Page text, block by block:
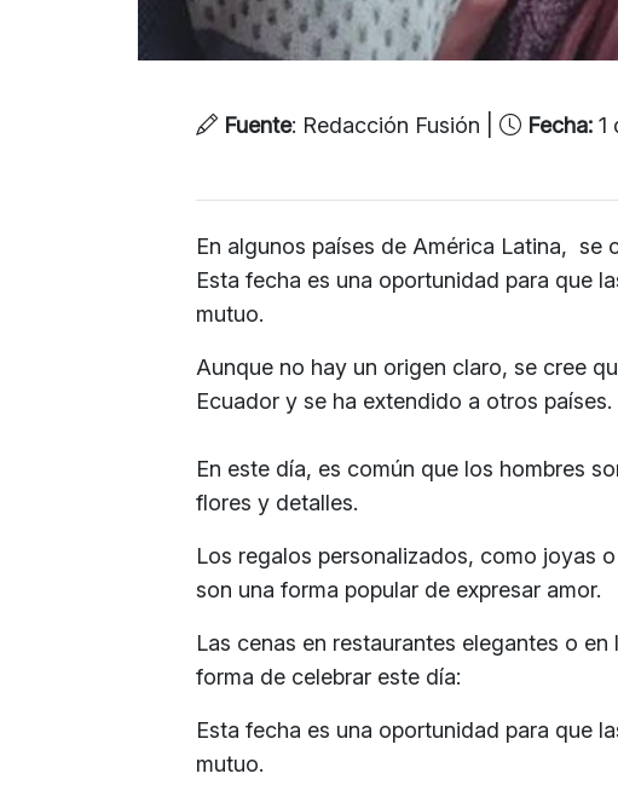
Fuente: Redacción Fusión | Fecha: 1
En algunos países de América Latina, se
Esta fecha es una oportunidad para que
mutuo.
Aunque no hay un origen claro, se cree
Ecuador y se ha extendido a otros países.
En este día, es común que los hombres
flores y detalles.
Los regalos personalizados, como joyas
son una forma popular de expresar amor.
Las cenas en restaurantes elegantes o
forma de celebrar este día:
Esta fecha es una oportunidad para que
mutuo.